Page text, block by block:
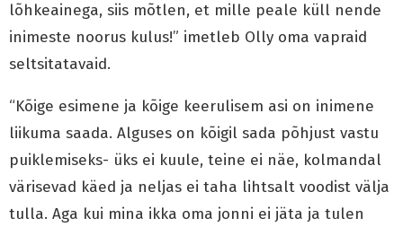
lõhkeainega, siis mõtlen, et mille peale küll nende
inimeste noorus kulus!” imetleb Olly oma vapraid
seltsitatavaid.
“Kõige esimene ja kõige keerulisem asi on inimene
liikuma saada. Alguses on kõigil sada põhjust vastu
puiklemiseks- üks ei kuule, teine ei näe, kolmandal
värisevad käed ja neljas ei taha lihtsalt voodist välja
tulla. Aga kui mina ikka oma jonni ei jäta ja tulen